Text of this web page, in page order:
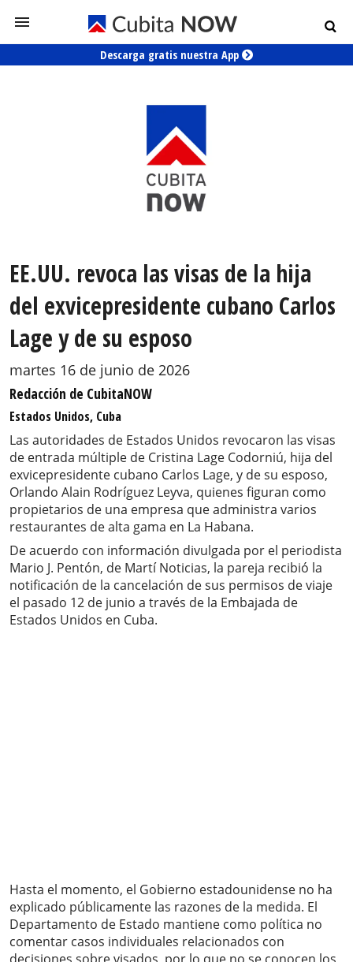
Descarga gratis nuestra App
EE.UU. revoca las visas de la hija
del exvicepresidente cubano Carlos
Lage y de su esposo
martes 16 de junio de 2026
Redacción de CubitaNOW
Estados Unidos, Cuba
Las autoridades de Estados Unidos revocaron las visas
de entrada múltiple de Cristina Lage Codorniú, hija del
exvicepresidente cubano Carlos Lage, y de su esposo,
Orlando Alain Rodríguez Leyva, quienes figuran como
propietarios de una empresa que administra varios
restaurantes de alta gama en La Habana.
De acuerdo con información divulgada por el periodista
Mario J. Pentón, de Martí Noticias, la pareja recibió la
notificación de la cancelación de sus permisos de viaje
el pasado 12 de junio a través de la Embajada de
Estados Unidos en Cuba.
Hasta el momento, el Gobierno estadounidense no ha
explicado públicamente las razones de la medida. El
Departamento de Estado mantiene como política no
comentar casos individuales relacionados con